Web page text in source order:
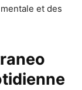
et des